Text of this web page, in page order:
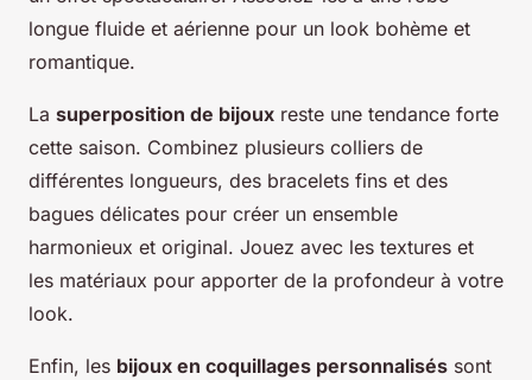
longue fluide et aérienne pour un look bohème et
romantique.
La superposition de bijoux reste une tendance forte
cette saison. Combinez plusieurs colliers de
différentes longueurs, des bracelets fins et des
bagues délicates pour créer un ensemble
harmonieux et original. Jouez avec les textures et
les matériaux pour apporter de la profondeur à votre
look.
Enfin, les bijoux en coquillages personnalisés sont